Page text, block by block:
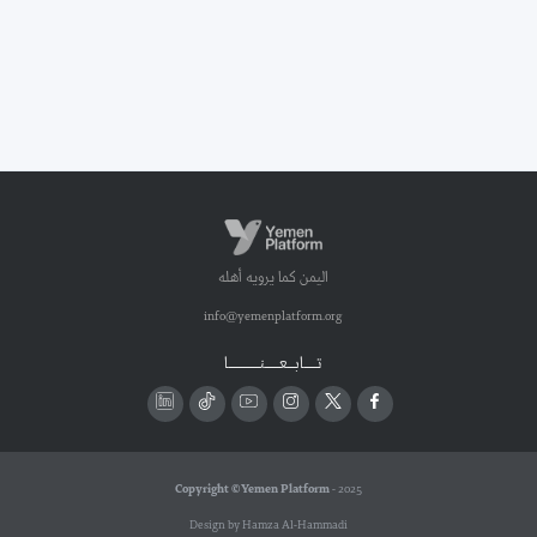
اليمن كما يرويه أهله
info@yemenplatform.org
تـــــابـــعــــــنـــــــــــــا
Copyright © Yemen Platform- 2025
Design by Hamza Al-Hammadi